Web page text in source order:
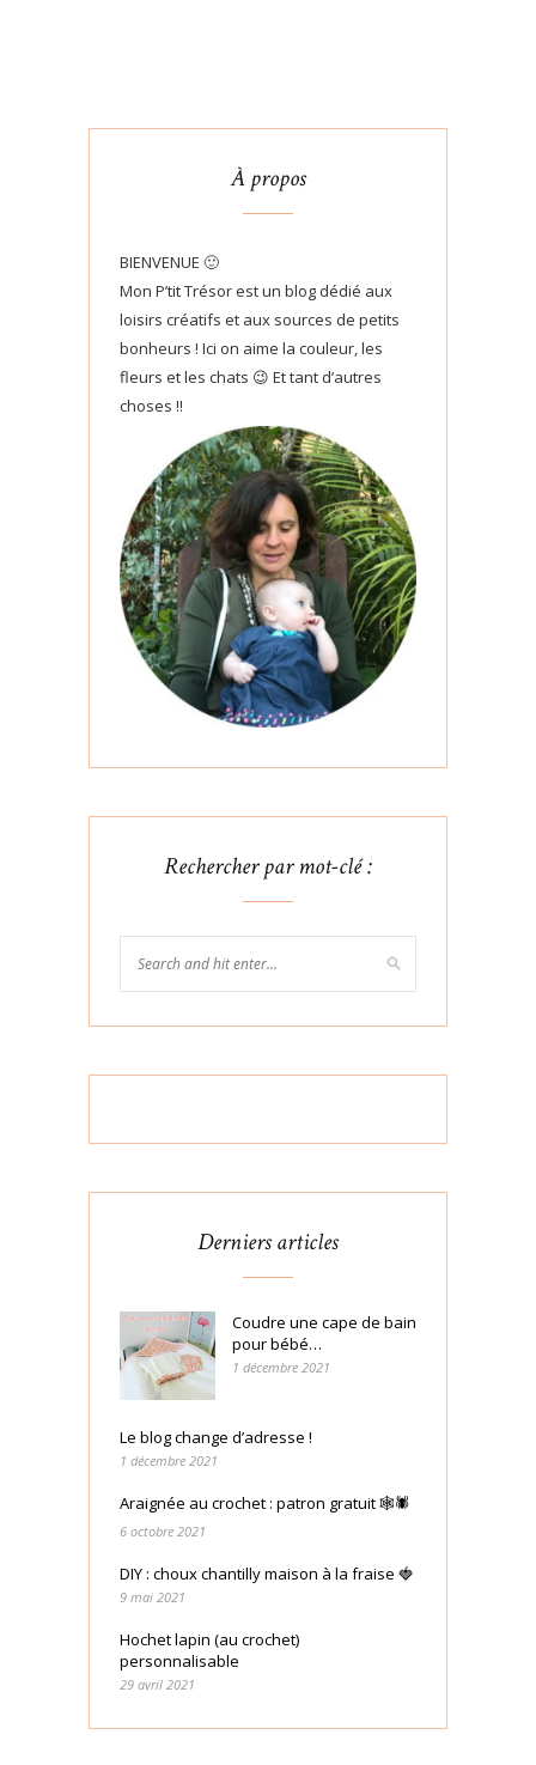
À propos
BIENVENUE 🙂
Mon P’tit Trésor est un blog dédié aux
loisirs créatifs et aux sources de petits
bonheurs ! Ici on aime la couleur, les
fleurs et les chats 😉 Et tant d’autres
choses !!
Rechercher par mot-clé :
Derniers articles
Coudre une cape de bain
pour bébé…
1 décembre 2021
Le blog change d’adresse !
1 décembre 2021
Araignée au crochet : patron gratuit 🕸🕷
6 octobre 2021
DIY : choux chantilly maison à la fraise 🍓
9 mai 2021
Hochet lapin (au crochet)
personnalisable
29 avril 2021